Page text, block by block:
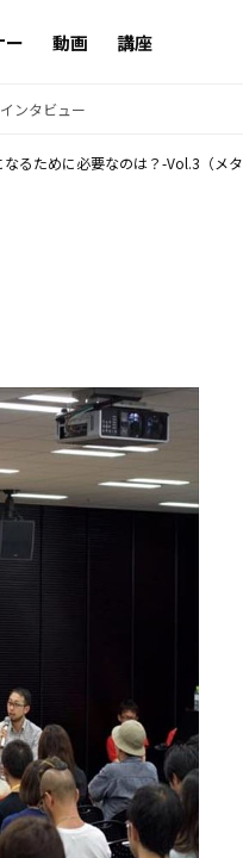
ー 動画 講座
インタビュー
るために必要なのは？-Vol.3（メ